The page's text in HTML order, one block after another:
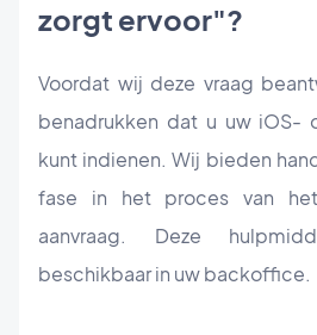
zorgt ervoor"?
Voordat wij deze vraag
benadrukken dat u uw iOS-
kunt indienen. Wij bieden
fase in het proces van
aanvraag. Deze
beschikbaar in uw backoffice.